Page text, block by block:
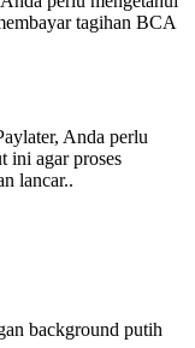
tagihan BCA
Anda perlu
ini agar proses
lancar..
background putih